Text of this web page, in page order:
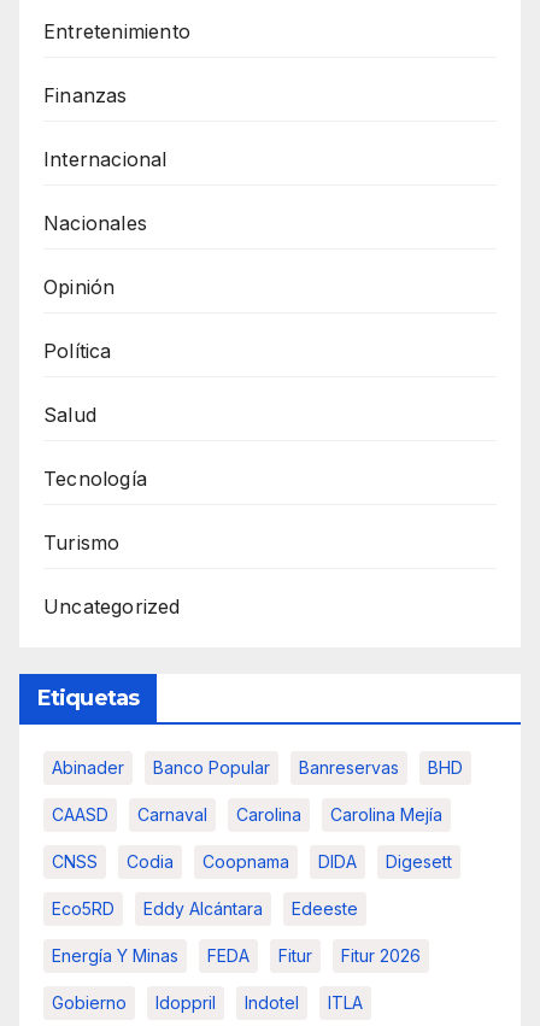
Entretenimiento
Finanzas
Internacional
Nacionales
Opinión
Política
Salud
Tecnología
Turismo
Uncategorized
Etiquetas
Abinader Banco Popular Banreservas BHD
CAASD Carnaval Carolina Carolina Mejía
CNSS Codia Coopnama DIDA Digesett
Eco5RD Eddy Alcántara Edeeste
Energía Y Minas FEDA Fitur Fitur 2026
Gobierno Idoppril Indotel ITLA